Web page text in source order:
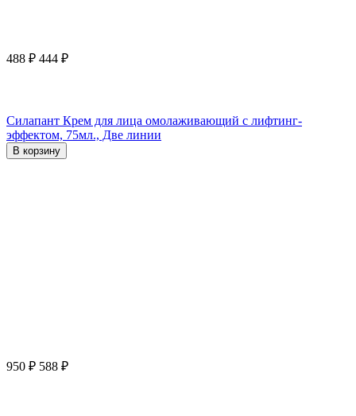
488 ₽ 444 ₽
Силапант Крем для лица омолаживающий с лифтинг-
эффектом, 75мл., Две линии
В корзину
950 ₽ 588 ₽